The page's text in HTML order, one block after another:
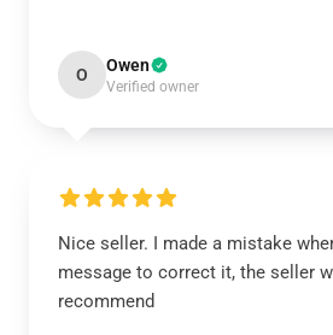
O Owen
Verified owner
Nice seller. I made a mistake
message to correct it, the seller
recommend